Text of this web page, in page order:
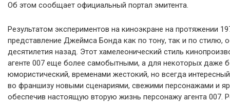
Об этом сообщает официальный портал эмитента.
Результатом экспериментов на киноэкране на протяжении
представление Джеймса Бонда как по тону, так и по стилю,
десятилетия назад. Этот хамелеонический стиль
агенте 007 еще более самобытными, а для некоторых даже
юмористический, временами жестокий, но всегда
во франшизу новыми сценариями, свежими персонажами и
обеспечив настоящую вторую жизнь персонажу агента 007.